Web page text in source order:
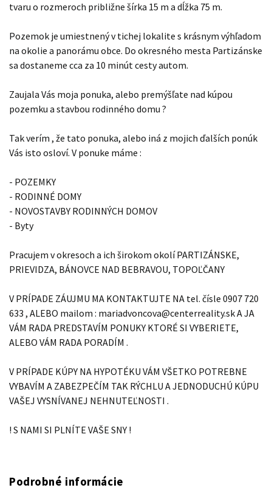
tvaru o rozmeroch približne šírka 15 m a dĺžka 75 m.
Pozemok je umiestnený v tichej lokalite s krásnym výhľadom
na okolie a panorámu obce. Do okresného mesta Partizánske
sa dostaneme cca za 10 minút cesty autom.
Zaujala Vás moja ponuka, alebo premýšľate nad kúpou
pozemku a stavbou rodinného domu ?
Tak verím , že tato ponuka, alebo iná z mojich ďalších ponúk
Vás isto osloví. V ponuke máme :
- POZEMKY
- RODINNÉ DOMY
- NOVOSTAVBY RODINNÝCH DOMOV
- Byty
Pracujem v okresoch a ich širokom okolí PARTIZÁNSKE,
PRIEVIDZA, BÁNOVCE NAD BEBRAVOU, TOPOĽČANY
V PRÍPADE ZÁUJMU MA KONTAKTUJTE NA tel. čísle 0907 720
633 , ALEBO mailom : mariadvoncova@centerreality.sk A JA
VÁM RADA PREDSTAVÍM PONUKY KTORÉ SI VYBERIETE,
ALEBO VÁM RADA PORADÍM .
V PRÍPADE KÚPY NA HYPOTÉKU VÁM VŠETKO POTREBNE
VYBAVÍM A ZABEZPEČÍM TAK RÝCHLU A JEDNODUCHÚ KÚPU
VAŠEJ VYSNÍVANEJ NEHNUTEĽNOSTI .
! S NAMI SI PLNÍTE VAŠE SNY !
Podrobné informácie